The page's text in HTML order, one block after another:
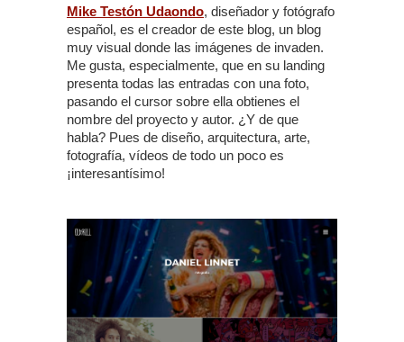
Mike Testón Udaondo, diseñador y fotógrafo
español, es el creador de este blog, un blog
muy visual donde las imágenes de invaden.
Me gusta, especialmente, que en su landing
presenta todas las entradas con una foto,
pasando el cursor sobre ella obtienes el
nombre del proyecto y autor. ¿Y de que
habla? Pues de diseño, arquitectura, arte,
fotografía, vídeos de todo un poco es
¡interesantísimo!